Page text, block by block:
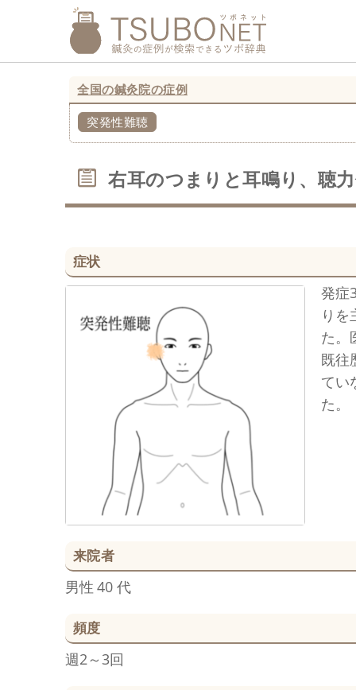
全国の鍼灸院の症例
突発性難聴
右耳のつまりと耳鳴り、聴
症状
発症
り
た。
既往
てい
た。
来院者
男性 40 代
頻度
週2～3回